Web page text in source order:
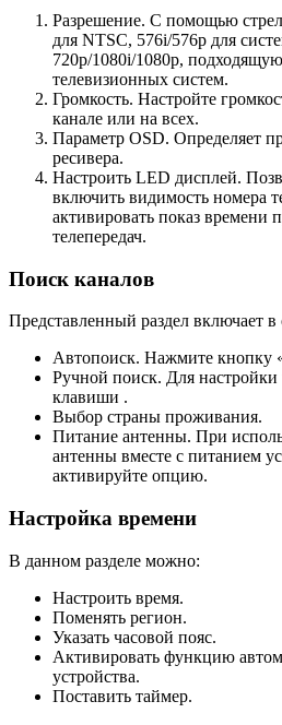
Разрешение. С помощью
для NTSC, 576i/576p для
720р/1080i/1080p,
телевизионных систем.
Громкость. Настройте
канале или на всех.
Параметр OSD. Определяет
ресивера.
Настроить LED дисплей.
включить видимость номера
активировать показ времени
телепередач.
Поиск каналов
Представленный раздел включает в
Автопоиск. Нажмите кнопку
Ручной поиск. Для настройки
клавиши .
Выбор страны проживания.
Питание антенны. При
антенны вместе с питанием
активируйте опцию.
Настройка времени
В данном разделе можно:
Настроить время.
Поменять регион.
Указать часовой пояс.
Активировать функцию
устройства.
Поставить таймер.